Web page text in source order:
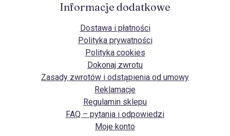
Informacje dodatkowe
Dostawa i płatności
Polityka prywatności
Polityka cookies
Dokonaj zwrotu
Zasady zwrotów i odstąpienia od umowy
Reklamacje
Regulamin sklepu
FAQ – pytania i odpowiedzi
Moje konto